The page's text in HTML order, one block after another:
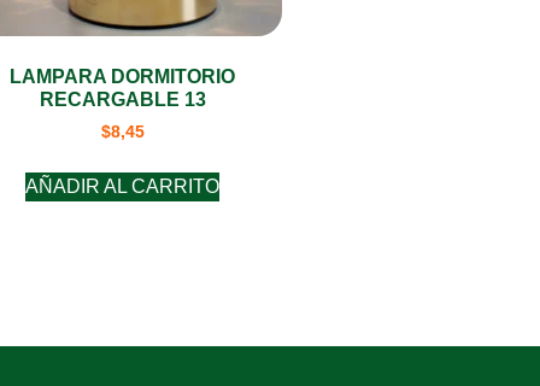
LAMPARA DORMITORIO
RECARGABLE 13
$8,45
AÑADIR AL CARRITO